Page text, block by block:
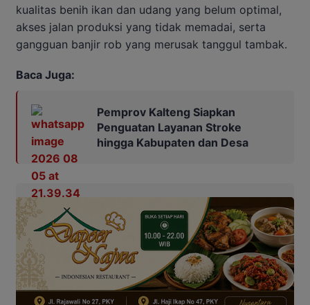
kualitas benih ikan dan udang yang belum optimal,
akses jalan produksi yang tidak memadai, serta
gangguan banjir rob yang merusak tanggul tambak.
Baca Juga:
Pemprov Kalteng Siapkan
Penguatan Layanan Stroke
hingga Kabupaten dan Desa